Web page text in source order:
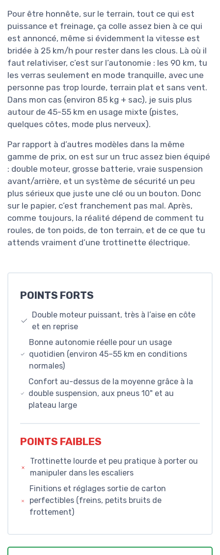
Pour être honnête, sur le terrain, tout ce qui est
puissance et freinage, ça colle assez bien à ce qui
est annoncé, même si évidemment la vitesse est
bridée à 25 km/h pour rester dans les clous. Là où il
faut relativiser, c’est sur l’autonomie : les 90 km, tu
les verras seulement en mode tranquille, avec une
personne pas trop lourde, terrain plat et sans vent.
Dans mon cas (environ 85 kg + sac), je suis plus
autour de 45-55 km en usage mixte (pistes,
quelques côtes, mode plus nerveux).
Par rapport à d’autres modèles dans la même
gamme de prix, on est sur un truc assez bien équipé
: double moteur, grosse batterie, vraie suspension
avant/arrière, et un système de sécurité un peu
plus sérieux que juste une clé ou un bouton. Donc
sur le papier, c’est franchement pas mal. Après,
comme toujours, la réalité dépend de comment tu
roules, de ton poids, de ton terrain, et de ce que tu
attends vraiment d’une trottinette électrique.
POINTS FORTS
Double moteur puissant, très à l’aise en côte
et en reprise
Bonne autonomie réelle pour un usage
quotidien (environ 45–55 km en conditions
normales)
Confort au-dessus de la moyenne grâce à la
double suspension, aux pneus 10" et au
plateau large
POINTS FAIBLES
Trottinette lourde et peu pratique à porter ou
manipuler dans les escaliers
Finitions et réglages sortie de carton
perfectibles (freins, petits bruits de
frottement)